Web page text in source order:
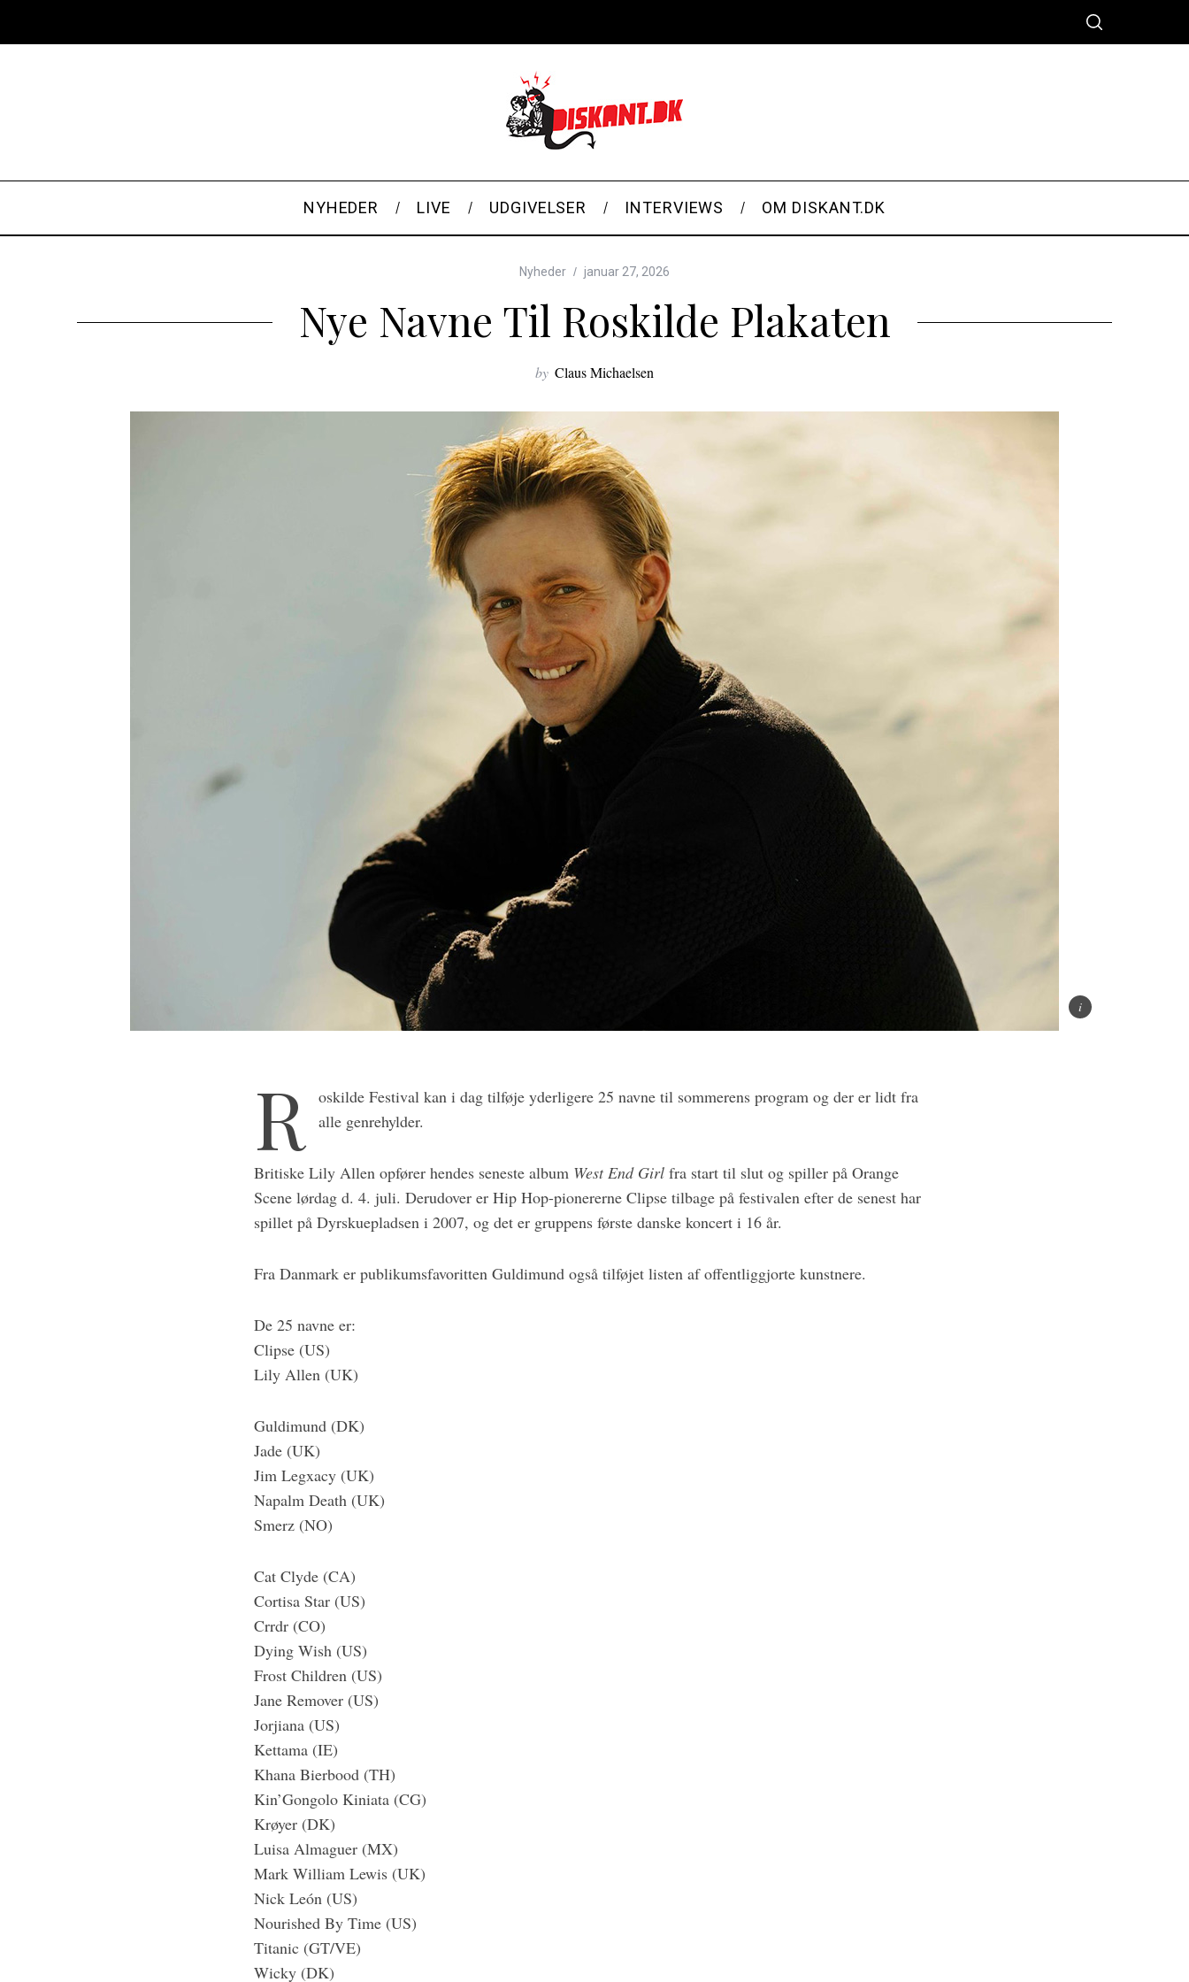
NYHEDER LIVE UDGIVELSER INTERVIEWS OM DISKANT.DK
Nyheder januar 27, 2026
Nye Navne Til Roskilde Plakaten
by Claus Michaelsen
R
oskilde Festival kan i dag tilføje yderligere 25 navne til sommerens program og der er lidt fra
alle genrehylder.
Britiske Lily Allen opfører hendes seneste album West End Girl fra start til slut og spiller på Orange
Scene lørdag d. 4. juli. Derudover er Hip Hop-pionererne Clipse tilbage på festivalen efter de senest har
spillet på Dyrskuepladsen i 2007, og det er gruppens første danske koncert i 16 år.
Fra Danmark er publikumsfavoritten Guldimund også tilføjet listen af offentliggjorte kunstnere.
De 25 navne er:
Clipse (US)
Lily Allen (UK)
Guldimund (DK)
Jade (UK)
Jim Legxacy (UK)
Napalm Death (UK)
Smerz (NO)
Cat Clyde (CA)
Cortisa Star (US)
Crrdr (CO)
Dying Wish (US)
Frost Children (US)
Jane Remover (US)
Jorjiana (US)
Kettama (IE)
Khana Bierbood (TH)
Kin’Gongolo Kiniata (CG)
Krøyer (DK)
Luisa Almaguer (MX)
Mark William Lewis (UK)
Nick León (US)
Nourished By Time (US)
Titanic (GT/VE)
Wicky (DK)